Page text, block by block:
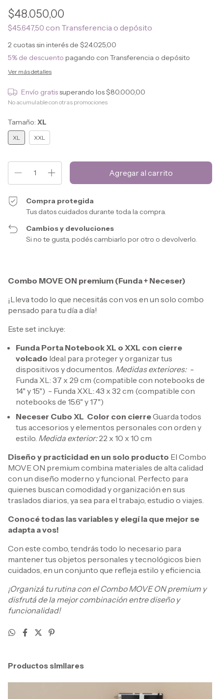
$48.050,00
$45.647,50 con Transferencia o depósito
2 cuotas sin interés de $24.025,00
5% de descuento pagando con Transferencia o depósito
Ver más detalles
Envío gratissuperando los$80.000,00
No acumulable con otras promociones
Tamaño: XL
XL XXL
Compra protegida
Tus datos cuidados durante toda la compra.
Cambios y devoluciones
Si no te gusta, podés cambiarlo por otro o devolverlo.
Combo MOVE ON premium (Funda + Neceser)
¡Lleva todo lo que necesitás con vos en un solo combo
pensado para tu día a día!
Este set incluye:
Funda Porta Notebook XL o XXL con cierre
volcado Ideal para proteger y organizar tus
dispositivos y documentos. Medidas exteriores: -
Funda XL: 37 x 29 cm (compatible con notebooks de
14" y 15") - Funda XXL: 43 x 32 cm (compatible con
notebooks de 15.6" y 17")
Neceser Cubo XL Color con cierreGuarda todos
tus accesorios y elementos personales con orden y
estilo. Medida exterior:22 x 10 x 10 cm
Diseño y practicidad en un solo producto El Combo
MOVE ON premium combina materiales de alta calidad
con un diseño moderno y funcional. Perfecto para
quienes buscan comodidad y organización en sus
traslados diarios, ya sea para el trabajo, estudio o viajes.
Conocé todas las variables y elegí la que mejor se
adapta a vos!
Con este combo, tendrás todo lo necesario para
mantener tus objetos personales y tecnológicos bien
cuidados, en un conjunto que refleja estilo y eficiencia.
¡Organizá tu rutina con el Combo MOVE ON premium y
disfrutá de la mejor combinación entre diseño y
funcionalidad!
Productos similares